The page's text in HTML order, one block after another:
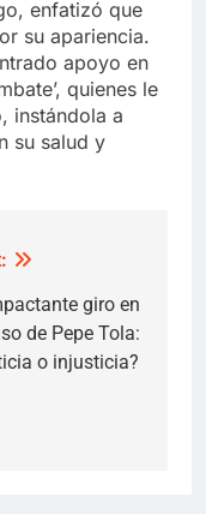
enfatizó que
su apariencia.
apoyo en
quienes le
instándola a
su salud y
giro en
de Pepe Tola:
o injusticia?